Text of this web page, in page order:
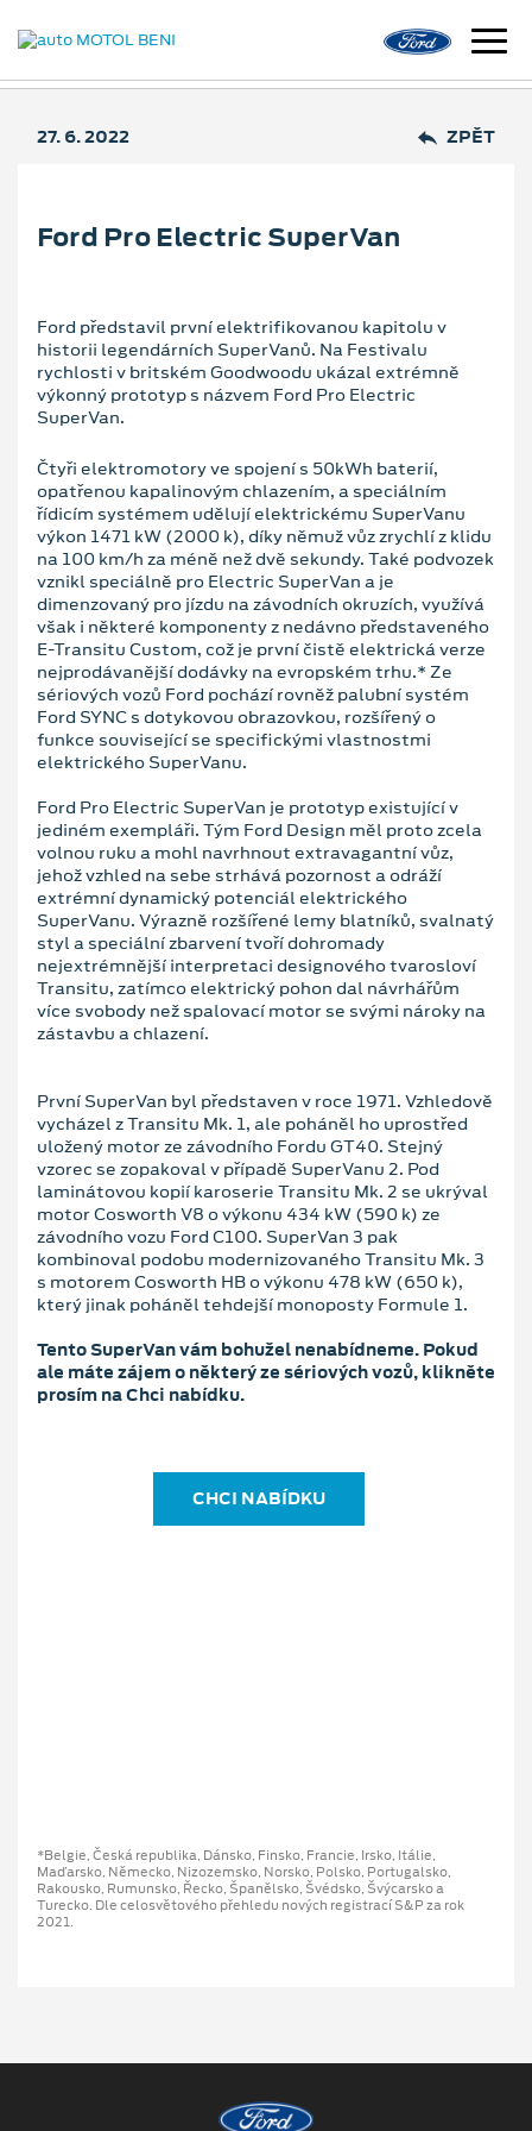
27. 6. 2022 ZPĚT
Ford Pro Electric SuperVan
Ford představil první elektrifikovanou kapitolu v
historii legendárních SuperVanů. Na Festivalu
rychlosti v britském Goodwoodu ukázal extrémně
výkonný prototyp s názvem Ford Pro Electric
SuperVan.
Čtyři elektromotory ve spojení s 50kWh baterií,
opatřenou kapalinovým chlazením, a speciálním
řídicím systémem udělují elektrickému SuperVanu
výkon 1471 kW (2000 k), díky němuž vůz zrychlí z klidu
na 100 km/h za méně než dvě sekundy. Také podvozek
vznikl speciálně pro Electric SuperVan a je
dimenzovaný pro jízdu na závodních okruzích, využívá
však i některé komponenty z nedávno představeného
E-Transitu Custom, což je první čistě elektrická verze
nejprodávanější dodávky na evropském trhu.* Ze
sériových vozů Ford pochází rovněž palubní systém
Ford SYNC s dotykovou obrazovkou, rozšířený o
funkce související se specifickými vlastnostmi
elektrického SuperVanu.
Ford Pro Electric SuperVan je prototyp existující v
jediném exempláři. Tým Ford Design měl proto zcela
volnou ruku a mohl navrhnout extravagantní vůz,
jehož vzhled na sebe strhává pozornost a odráží
extrémní dynamický potenciál elektrického
SuperVanu. Výrazně rozšířené lemy blatníků, svalnatý
styl a speciální zbarvení tvoří dohromady
nejextrémnější interpretaci designového tvarosloví
Transitu, zatímco elektrický pohon dal návrhářům
více svobody než spalovací motor se svými nároky na
zástavbu a chlazení.
První SuperVan byl představen v roce 1971. Vzhledově
vycházel z Transitu Mk. 1, ale poháněl ho uprostřed
uložený motor ze závodního Fordu GT40. Stejný
vzorec se zopakoval v případě SuperVanu 2. Pod
laminátovou kopií karoserie Transitu Mk. 2 se ukrýval
motor Cosworth V8 o výkonu 434 kW (590 k) ze
závodního vozu Ford C100. SuperVan 3 pak
kombinoval podobu modernizovaného Transitu Mk. 3
s motorem Cosworth HB o výkonu 478 kW (650 k),
který jinak poháněl tehdejší monoposty Formule 1.
Tento SuperVan vám bohužel nenabídneme. Pokud
ale máte zájem o některý ze sériových vozů, klikněte
prosím na Chci nabídku.
CHCI NABÍDKU
*Belgie, Česká republika, Dánsko, Finsko, Francie, Irsko, Itálie,
Maďarsko, Německo, Nizozemsko, Norsko, Polsko, Portugalsko,
Rakousko, Rumunsko, Řecko, Španělsko, Švédsko, Švýcarsko a
Turecko. Dle celosvětového přehledu nových registrací S&P za rok
2021.